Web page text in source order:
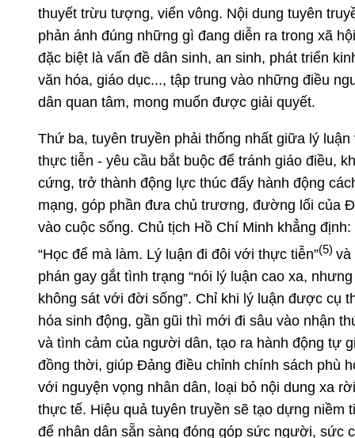
thuyết trừu tượng, viển vông. Nội dung tuyên
phản ánh đúng những gì đang diễn ra trong xã
đặc biệt là vấn đề dân sinh, an sinh, phát triển
văn hóa, giáo dục..., tập trung vào những điều
dân quan tâm, mong muốn được giải quyết.
Thứ ba, tuyên truyền phải thống nhất giữa lý luận
thực tiễn - yêu cầu bắt buộc để tránh giáo điều,
cứng, trở thành động lực thúc đẩy hành động
mạng, góp phần đưa chủ trương, đường lối của
vào cuộc sống. Chủ tịch Hồ Chí Minh khẳng định:
“Học để mà làm. Lý luận đi đôi với thực tiễn”(5) và
phán gay gắt tình trạng “nói lý luận cao xa, nhưng
không sát với đời sống”. Chỉ khi lý luận được cụ
hóa sinh động, gần gũi thì mới đi sâu vào nhận
và tình cảm của người dân, tạo ra hành động tự
đồng thời, giúp Đảng điều chỉnh chính sách phù
với nguyện vọng nhân dân, loại bỏ nội dung xa rời
thực tế. Hiệu quả tuyên truyền sẽ tạo dựng niềm
để nhân dân sẵn sàng đóng góp sức người, sức